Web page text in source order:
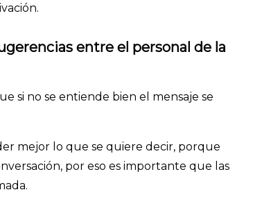
entre el personal de la
si no se entiende bien el mensaje se
mejor lo que se quiere decir, porque
por eso es importante que las